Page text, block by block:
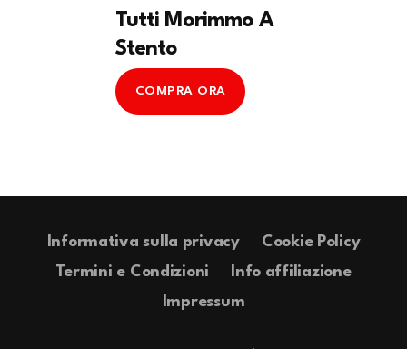
Tutti Morimmo A
Stento
COMPRA ORA
Informativa sulla privacy
Cookie Policy
Termini e Condizioni
Info affiliazione
Impressum